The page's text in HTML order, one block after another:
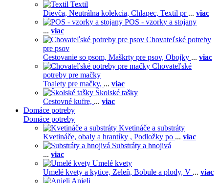
Textil
Dievča, Neutrálna kolekcia, Chlapec, Textil pr ... viac
POS - vzorky a stojany
... viac
Chovateľské potreby
pre psov
Cestovanie so psom, Maškrty pre psov, Obojky ... viac
Chovateľské
potreby pre mačky
Toalety pre mačky, ... viac
Školské tašky
Cestovné kufre, ... viac
Domáce potreby
Domáce potreby
Kvetináče a substráty
Kvetináče, obaly a hrantíky , Podložky po ... viac
Substráty a hnojivá
... viac
Umelé kvety
Umelé kvety a kytice, Zeleň, Bobule a plody, V ... viac
Anjeli